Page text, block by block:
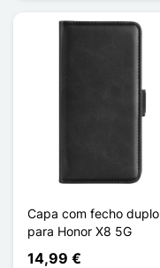
Capa com fecho duplo
para Honor X8 5G
14,99 €